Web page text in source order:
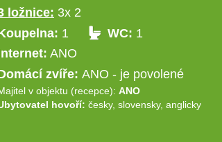
ložnice: 3x 2
1 WC: 1
ANO
zvíře: ANO - je povolené
v objektu (recepce): ANO
hovoří: česky, slovensky, anglicky